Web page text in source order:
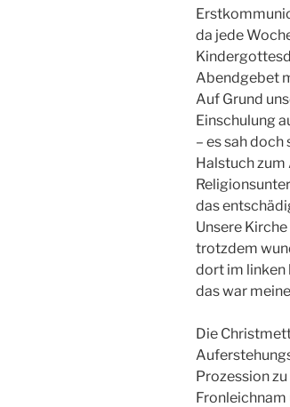
da jede
Abendgebet
Auf Grund
Einschulung
– es sah
Halstuch
das
Unsere
trotzdem
dort im linken
das war
Die
Prozession zu
Fronleichnam